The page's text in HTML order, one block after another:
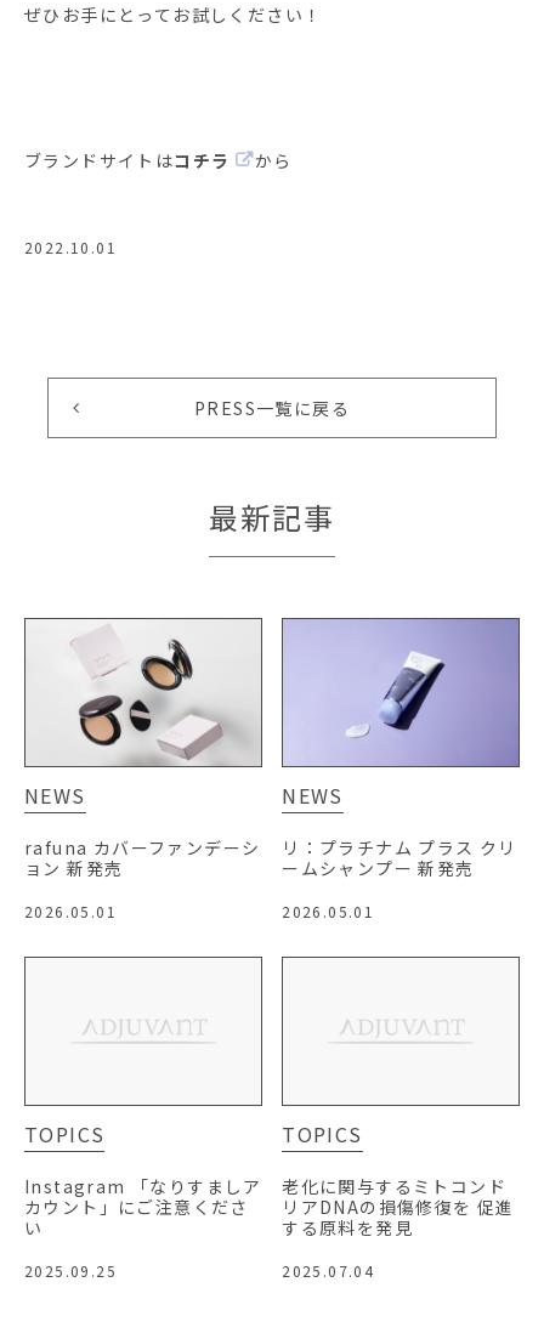
ぜひお手にとってお試しください！
ブランドサイトはコチラ から
2022.10.01
PRESS一覧に戻る
最新記事
NEWS
rafuna カバーファンデーシ
ョン 新発売
2026.05.01
NEWS
リ：プラチナム プラス クリ
ームシャンプー 新発売
2026.05.01
TOPICS
Instagram 「なりすましア
カウント」にご注意くださ
い
2025.09.25
TOPICS
老化に関与するミトコンド
リアDNAの損傷修復を 促進
する原料を発見
2025.07.04